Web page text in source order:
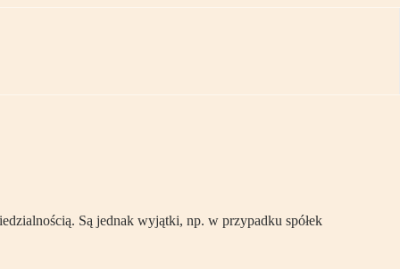
Są jednak wyjątki, np. w przypadku spółek